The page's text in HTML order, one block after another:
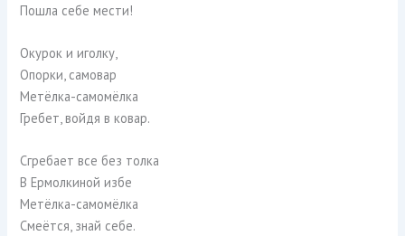
Пошла себе мести!
Окурок и иголку,
Опорки, самовар
Метёлка-самомёлка
Гребет, войдя в ковар.
Сгребает все без толка
В Ермолкиной избе
Метёлка-самомёлка
Смеётся, знай себе.